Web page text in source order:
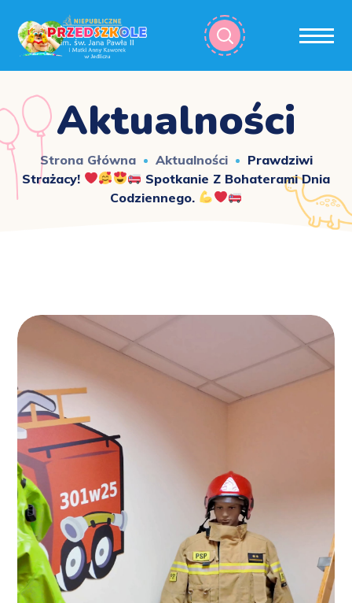
Aktualności
Strona Główna Aktualności
Prawdziwi
Strażacy!
Spotkanie Z Bohaterami Dnia
Codziennego.